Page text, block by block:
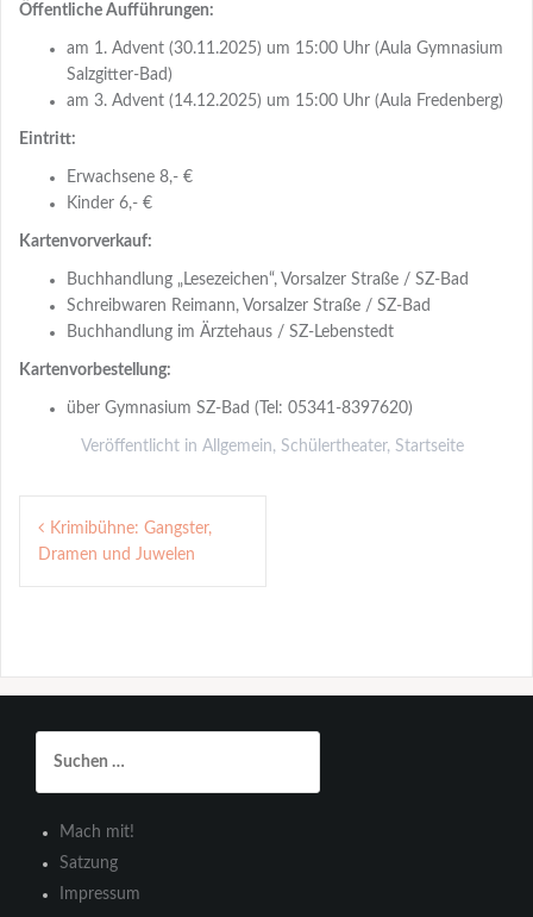
Öffentliche Aufführungen:
am 1. Advent (30.11.2025) um 15:00 Uhr (Aula Gymnasium
Salzgitter-Bad)
am 3. Advent (14.12.2025) um 15:00 Uhr (Aula Fredenberg)
Eintritt:
Erwachsene 8,- €
Kinder 6,- €
Kartenvorverkauf:
Buchhandlung „Lesezeichen“, Vorsalzer Straße / SZ-Bad
Schreibwaren Reimann, Vorsalzer Straße / SZ-Bad
Buchhandlung im Ärztehaus / SZ-Lebenstedt
Kartenvorbestellung:
über Gymnasium SZ-Bad (Tel: 05341-8397620)
Veröffentlicht in Allgemein, Schülertheater, Startseite
Beitragsnavigation
Krimibühne: Gangster,
Dramen und Juwelen
nach:
Mach mit!
Satzung
Impressum